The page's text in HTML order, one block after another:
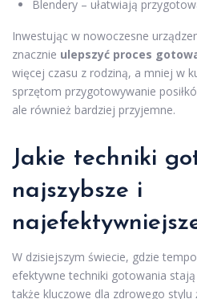
Blendery – ułatwiają
Inwestując w nowoczesne
znacznie ulepszyć proces
więcej czasu z rodziną, a mniej w
sprzętom przygotowywanie
ale również bardziej przyjemne.
Jakie techniki
najszybsze i
W dzisiejszym świecie, gdzie
efektywne techniki gotowania
także kluczowe dla zdrowego